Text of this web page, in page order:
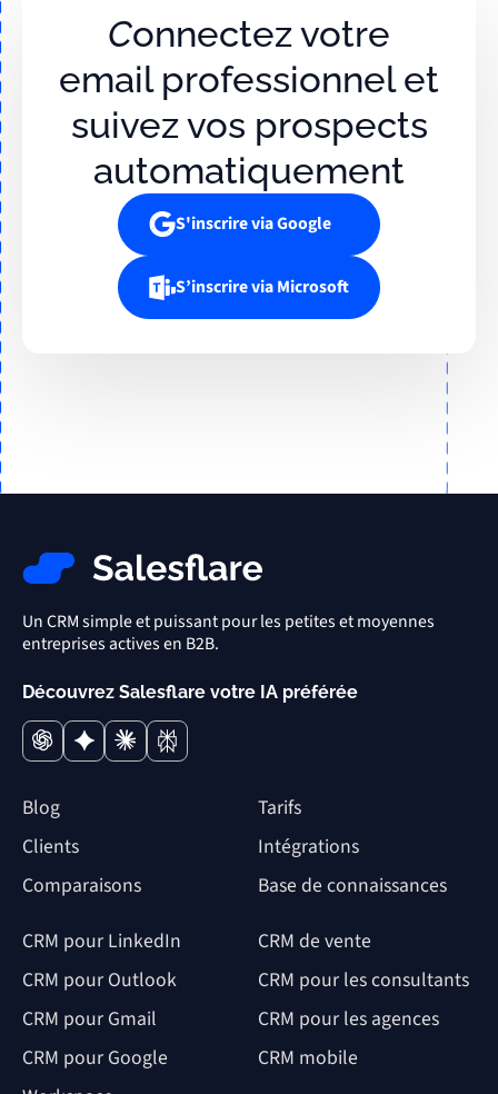
Connectez votre
email professionnel et
suivez vos prospects
automatiquement
S'inscrire via Google
S’inscrire via Microsoft
Un CRM simple et puissant pour les petites et moyennes
entreprises actives en B2B.
Découvrez Salesflare votre IA préférée
Blog
Tarifs
Clients
Intégrations
Comparaisons
Base de connaissances
CRM pour LinkedIn
CRM pour Outlook
CRM pour Gmail
CRM pour Google
CRM de vente
CRM pour les consultants
CRM pour les agences
CRM mobile